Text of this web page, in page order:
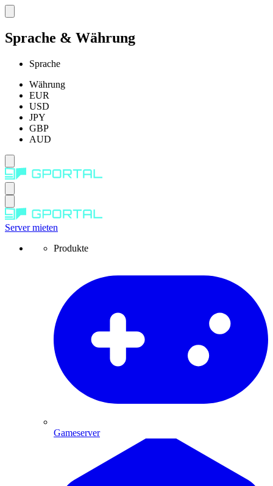
Sprache & Währung
Sprache
Währung
EUR
USD
JPY
GBP
AUD
Server mieten
Produkte
Gameserver